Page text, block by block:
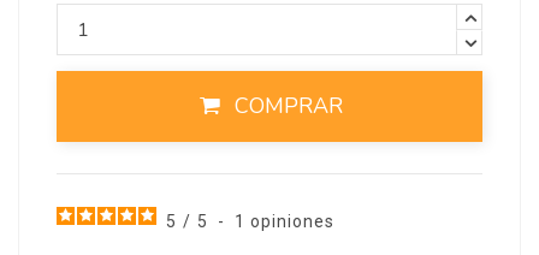
COMPRAR
5 / 5 - 1 opiniones